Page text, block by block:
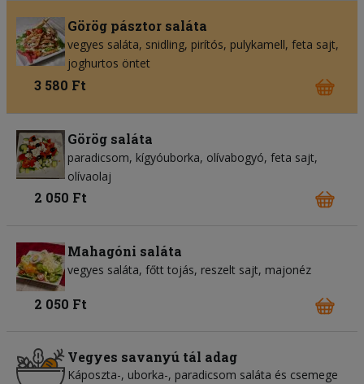
Görög pásztor saláta
vegyes saláta snidling pirítós pulykamell feta sajt
joghurtos öntet
3 580 Ft
Görög saláta
paradicsom kígyóuborka olívabogyó feta sajt
olívaolaj
2 050 Ft
Mahagóni saláta
vegyes saláta főtt tojás reszelt sajt majonéz
2 050 Ft
Vegyes savanyú tál adag
Káposzta-, uborka-, paradicsom saláta és csemege